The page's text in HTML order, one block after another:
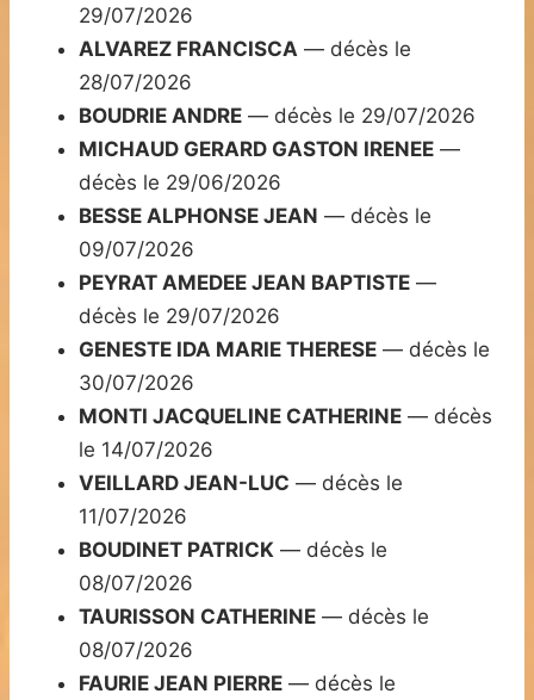
29/07/2026
ALVAREZ FRANCISCA — décès le
28/07/2026
BOUDRIE ANDRE — décès le 29/07/2026
MICHAUD GERARD GASTON IRENEE —
décès le 29/06/2026
BESSE ALPHONSE JEAN — décès le
09/07/2026
PEYRAT AMEDEE JEAN BAPTISTE —
décès le 29/07/2026
GENESTE IDA MARIE THERESE — décès le
30/07/2026
MONTI JACQUELINE CATHERINE — décès
le 14/07/2026
VEILLARD JEAN-LUC — décès le
11/07/2026
BOUDINET PATRICK — décès le
08/07/2026
TAURISSON CATHERINE — décès le
08/07/2026
FAURIE JEAN PIERRE — décès le